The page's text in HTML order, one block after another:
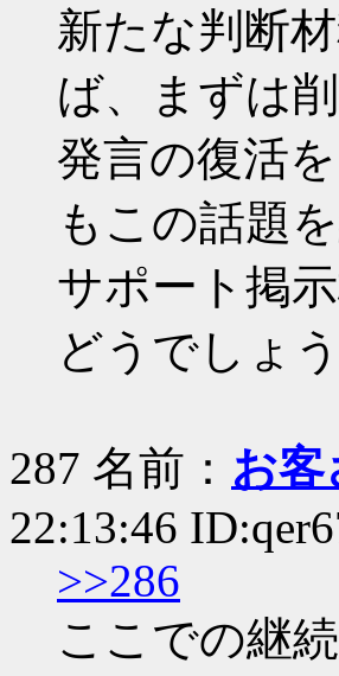
新たな判断
ば、まずは
発言の復活
もこの話題
サポート掲
どうでしょ
287 名前： お
22:13:46
>>286
ここでの継